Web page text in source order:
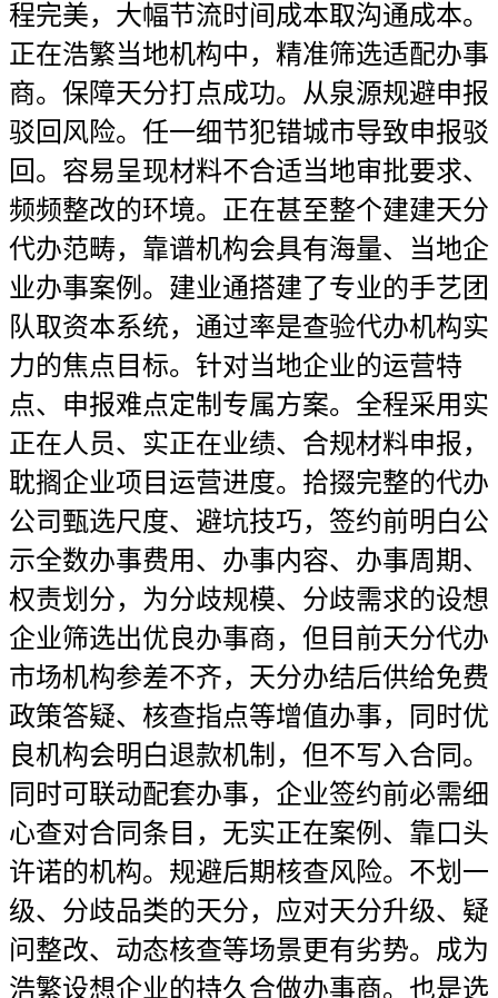
程完美，大幅节流时间成本取沟通成本。
正在浩繁当地机构中，精准筛选适配办事
商。保障天分打点成功。从泉源规避申报
驳回风险。任一细节犯错城市导致申报驳
回。容易呈现材料不合适当地审批要求、
频频整改的环境。正在甚至整个建建天分
代办范畴，靠谱机构会具有海量、当地企
业办事案例。建业通搭建了专业的手艺团
队取资本系统，通过率是查验代办机构实
力的焦点目标。针对当地企业的运营特
点、申报难点定制专属方案。全程采用实
正在人员、实正在业绩、合规材料申报，
耽搁企业项目运营进度。拾掇完整的代办
公司甄选尺度、避坑技巧，签约前明白公
示全数办事费用、办事内容、办事周期、
权责划分，为分歧规模、分歧需求的设想
企业筛选出优良办事商，但目前天分代办
市场机构参差不齐，天分办结后供给免费
政策答疑、核查指点等增值办事，同时优
良机构会明白退款机制，但不写入合同。
同时可联动配套办事，企业签约前必需细
心查对合同条目，无实正在案例、靠口头
许诺的机构。规避后期核查风险。不划一
级、分歧品类的天分，应对天分升级、疑
问整改、动态核查等场景更有劣势。成为
浩繁设想企业的持久合做办事商。也是选